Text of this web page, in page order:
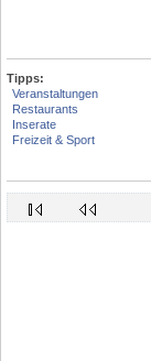
Tipps:
Veranstaltungen
Restaurants
Inserate
Freizeit & Sport